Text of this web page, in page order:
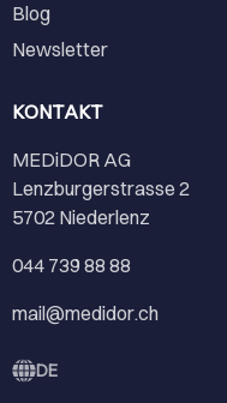
Blog
Newsletter
KONTAKT
MEDiDOR AG
Lenzburgerstrasse 2
5702 Niederlenz
044 739 88 88
mail@medidor.ch
DE